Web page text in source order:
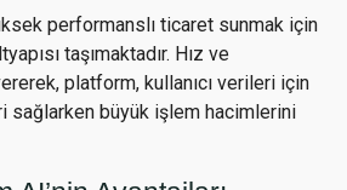
performanslı ticaret sunmak için
taşımaktadır. Hız ve
platform, kullanıcı verileri için
sağlarken büyük işlem hacimlerini